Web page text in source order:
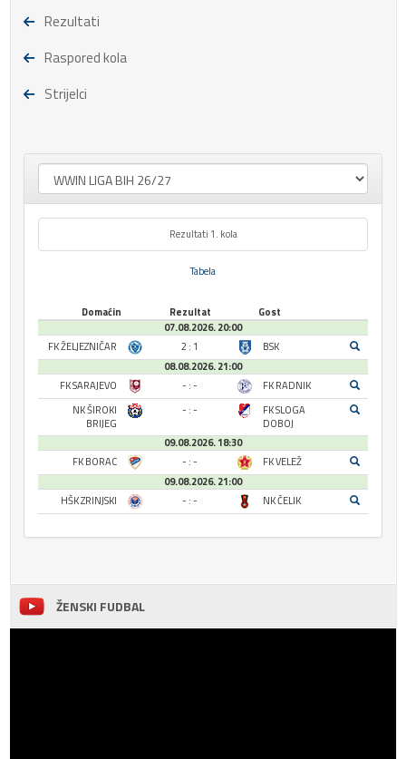
Rezultati
Raspored kola
Strijelci
Rezultati 1. kola
Tabela
Domaćin Rezultat
Gost
07.08.2026. 20:00
FK ŽELJEZNIČAR
2 : 1
BSK
08.08.2026. 21:00
FK SARAJEVO
- : -
FK RADNIK
NK ŠIROKI
BRIJEG
- : -
FK SLOGA
DOBOJ
09.08.2026. 18:30
FK BORAC
- : -
FK VELEŽ
09.08.2026. 21:00
HŠK ZRINJSKI
- : - NK ČELIK
ŽENSKI FUDBAL